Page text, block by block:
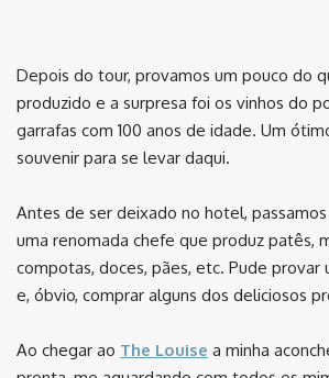
Depois do tour, provamos um pouco do
produzido e a surpresa foi os vinhos do
garrafas com 100 anos de idade. Um
souvenir para se levar daqui.
Antes de ser deixado no hotel,
uma renomada chefe que produz patês,
compotas, doces, pães, etc. Pude provar
e, óbvio, comprar alguns dos deliciosos
Ao chegar ao The Louise a minha